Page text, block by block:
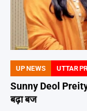
POSTED
IN
UP NEWS UTTAR
Sunny Deol Preity
बढ़ा बज